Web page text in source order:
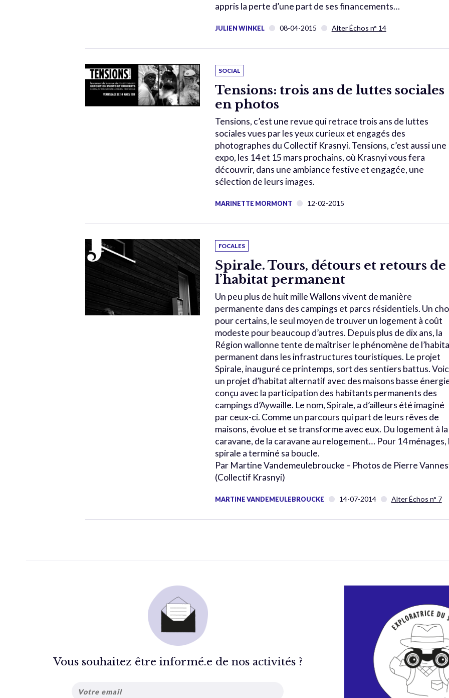
appris la perte d’une part de ses financements…
JULIEN WINKEL 08-04-2015 Alter Échos n° 14
SOCIAL
Tensions: trois ans de luttes sociales
en photos
Tensions, c’est une revue qui retrace trois ans de luttes
sociales vues par les yeux curieux et engagés des
photographes du Collectif Krasnyi. Tensions, c’est aussi une
expo, les 14 et 15 mars prochains, où Krasnyi vous fera
découvrir, dans une ambiance festive et engagée, une
sélection de leurs images.
MARINETTE MORMONT 12-02-2015
FOCALES
Spirale. Tours, détours et retours de
l’habitat permanent
Un peu plus de huit mille Wallons vivent de manière
permanente dans des campings et parcs résidentiels. Un
pour certains, le seul moyen de trouver un logement à coût
modeste pour beaucoup d’autres. Depuis plus de dix ans, la
Région wallonne tente de maîtriser le phénomène de
permanent dans les infrastructures touristiques. Le projet
Spirale, inauguré ce printemps, sort des sentiers battus.
un projet d’habitat alternatif avec des maisons basse
conçu avec la participation des habitants permanents des
campings d’Aywaille. Le nom, Spirale, a d’ailleurs été imaginé
par ceux-ci. Comme un parcours qui part de leurs rêves de
maisons, évolue et se transforme avec eux. Du logement à la
caravane, de la caravane au relogement… Pour 14 ménages,
spirale a terminé sa boucle.
Par Martine Vandemeulebroucke – Photos de Pierre
(Collectif Krasnyi)
MARTINE VANDEMEULEBROUCKE 14-07-2014 Alter Échos n° 7
Vous souhaitez être informé.e de nos activités ?